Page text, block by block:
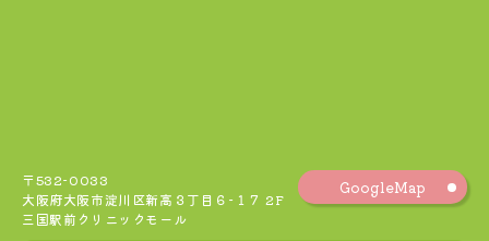
〒532-0033
大阪府大阪市淀川区新高３丁目６−１７ 2F
三国駅前クリニックモール
GoogleMap